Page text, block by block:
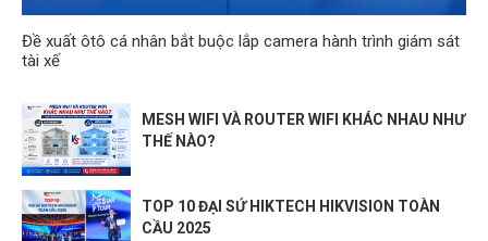
Đề xuất ôtô cá nhân bắt buộc lắp camera hành trình giám sát
tài xế
MESH WIFI VÀ ROUTER WIFI KHÁC NHAU NHƯ
THẾ NÀO?
TOP 10 ĐẠI SỨ HIKTECH HIKVISION TOÀN
CẦU 2025